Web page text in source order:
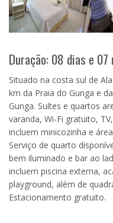
Duração: 08 dias e
Situado na costa sul de
km da Praia do Gunga e
Gunga. Suítes e quartos
varanda, Wi-Fi gratuito,
incluem minicozinha e
Serviço de quarto
bem iluminado e bar ao
incluem piscina externa,
playground, além de
Estacionamento gratuito.